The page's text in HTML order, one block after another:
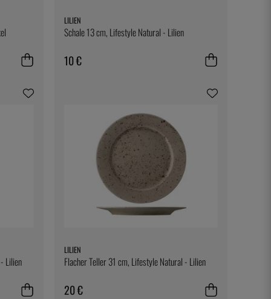
LILIEN
Schale 13 cm, Lifestyle Natural - Lilien
10 €
Lilien
LILIEN
Flacher Teller 31 cm, Lifestyle Natural - Lilien
20 €